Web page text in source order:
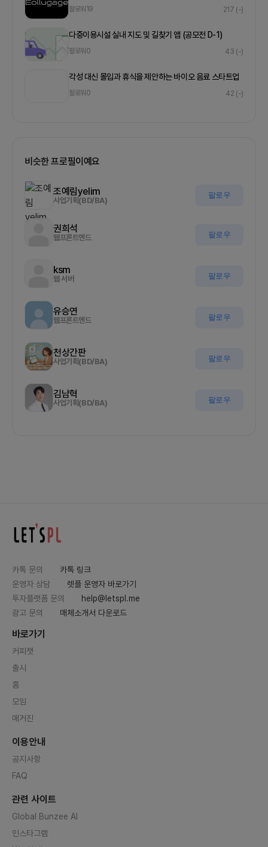
팔로워 19 217 (-)
다중이용시설 실내 지도 및 길찾기 앱 (공모전 D-1)
팔로워 0 43 (-)
각성 대신 몰입과 휴식을 제안하는 바이오 음료 스타트업
팔로워 0 42 (-)
비슷한 프로필이예요
조예림yelim
사업기획(BD/BA)
팔로우
권희석
웹프론트엔드 팔로우
ksm
웹 서버 팔로우
유승연
웹프론트엔드 팔로우
천상간판
사업기획(BD/BA) 팔로우
김남혁
사업기획(BD/BA) 팔로우
카톡 문의
카톡 링크
운영자 상담
렛플 운영자 바로가기
투자플랫폼 문의
help@letspl.me
광고 문의
매체소개서 다운로드
바로가기
커피챗
출시
홈
모임
매거진
이용안내
공지사항
FAQ
관련 사이트
Global Bunzee AI
인스타그램